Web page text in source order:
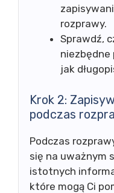
rozprawy.
Sprawdź,
niezbędne
jak
Krok 2:
podczas
Podczas
się na uważnym
istotnych
które mogą Ci